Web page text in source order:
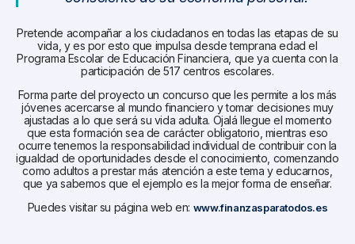
Pretende acompañar a los ciudadanos en todas las etapas de su
vida, y es por esto que impulsa desde temprana edad el
Programa Escolar de Educación Financiera, que ya cuenta con la
participación de 517 centros escolares.
Forma parte del proyecto un concurso que les permite a los más
jóvenes acercarse al mundo financiero y tomar decisiones muy
ajustadas a lo que será su vida adulta. Ojalá llegue el momento
que esta formación sea de carácter obligatorio, mientras eso
ocurre tenemos la responsabilidad individual de contribuir con la
igualdad de oportunidades desde el conocimiento, comenzando
como adultos a prestar más atención a este tema y educarnos,
que ya sabemos que el ejemplo es la mejor forma de enseñar.
Puedes visitar su página web en: www.finanzasparatodos.es